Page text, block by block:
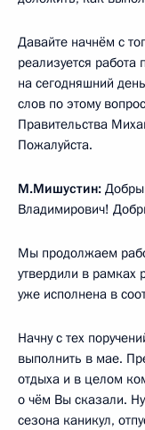
Давайте начнём с
реализуется
на сегодняшний
слов по этому
Правительства
Пожалуйста.
М.Мишустин:
Владимирович!
Мы продолжаем
утвердили в рамках
уже исполнена в
Начну с тех
выполнить в мае.
отдыха и в целом
о чём Вы сказали.
сезона каникул,